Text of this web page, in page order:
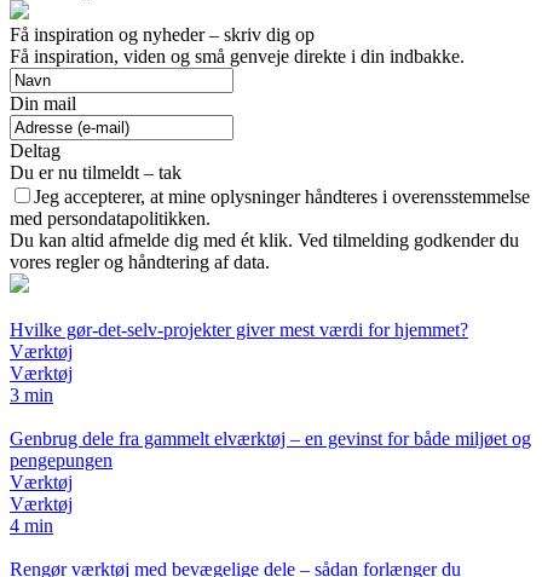
Få inspiration og nyheder – skriv dig op
Få inspiration, viden og små genveje direkte i din indbakke.
Din mail
Deltag
Du er nu tilmeldt – tak
Jeg accepterer, at mine oplysninger håndteres i overensstemmelse
med persondatapolitikken.
Du kan altid afmelde dig med ét klik. Ved tilmelding godkender du
vores regler og håndtering af data.
Hvilke gør-det-selv-projekter giver mest værdi for hjemmet?
Værktøj
Værktøj
3 min
Genbrug dele fra gammelt elværktøj – en gevinst for både miljøet og
pengepungen
Værktøj
Værktøj
4 min
Rengør værktøj med bevægelige dele – sådan forlænger du